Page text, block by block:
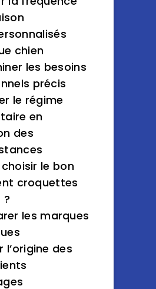
chien
les besoins
précis
le régime
en
des
le bon
croquettes
?
les marques
l’origine des